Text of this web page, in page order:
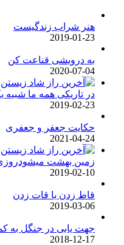
هنر شراب زندگیست
2019-01-23
به درویشی قناعت کن
2020-07-04
در تاریکی همه ما شبیه
2019-02-23
حکایت جعفر و جعفری
2021-04-24
زمین بهشت
2019-02-10
قاط زدن یا قات زدن
2019-03-06
جهت یابی در جنگل به
2018-12-17